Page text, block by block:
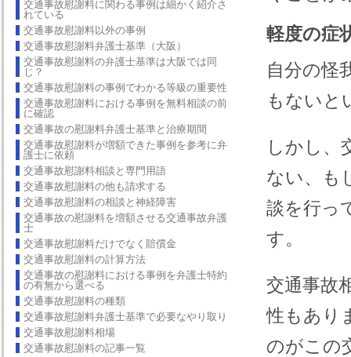
交通事故慰謝料に関わる事例は細かく紹介さ
れている
交通事故慰謝料以外の事例
交通事故慰謝料弁護士基準（大阪）
交通事故慰謝料の弁護士基準は大阪では同
じ？
交通事故慰謝料の事例でわかる等級の重要性
交通事故慰謝料における事例を無料相談の前
に確認
交通事故の慰謝料弁護士基準と治療期間
交通事故慰謝料が増額できた事例を参考に弁
護士に依頼
交通事故慰謝料相談と専門用語
交通事故慰謝料の他も請求する
交通事故慰謝料の相談と神経障害
交通事故の慰謝料を増額させる交通事故弁護
士
交通事故慰謝料だけでなく賠償金
交通事故慰謝料の計算方法
交通事故の慰謝料における事例を弁護士特約
の有無から選べる
交通事故慰謝料の種類
交通事故慰謝料弁護士基準で必要なやり取り
交通事故慰謝料相場
交通事故慰謝料の記事一覧
軽度の症
自分の怪
もないと
しかし、
ない、も
談を行っ
す。
交通事故
性もあり
のがこの